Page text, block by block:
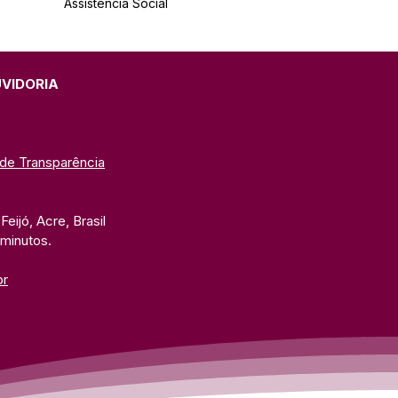
Assistência Social
Transparência
Acre, Brasil